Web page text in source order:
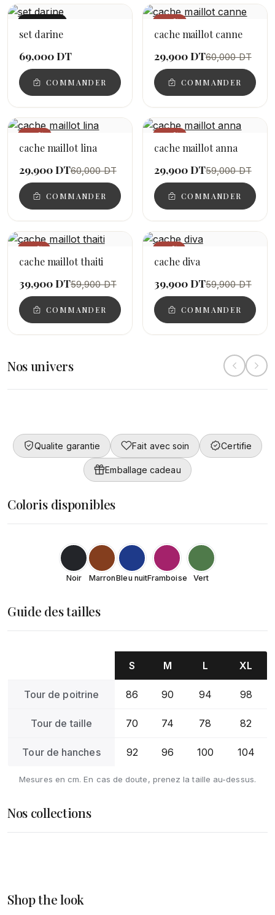
NOUVEAU
set darine
69,000 DT
COMMANDER
−50%
cache maillot canne
29,900 DT60,000 DT
COMMANDER
−50%
cache maillot lina
29,900 DT60,000 DT
COMMANDER
−49%
cache maillot anna
29,900 DT59,000 DT
COMMANDER
−33%
cache maillot thaiti
39,900 DT59,900 DT
COMMANDER
−33%
cache diva
39,900 DT59,900 DT
COMMANDER
Nos univers
Femme
DÉCOUVRIR
Qualite garantie Fait avec soin Certifie
Emballage cadeau
Coloris disponibles
Noir MarronBleu nuitFramboise Vert
Guide des tailles
S M L XL
Tour de poitrine 86 90 94 98
Tour de taille 70 74 78 82
Tour de hanches 92 96 100 104
Mesures en cm. En cas de doute, prenez la taille au-dessus.
Nos collections
DÉCOUVRIR
Accessoires
DÉCOUVRIR
Shop the look